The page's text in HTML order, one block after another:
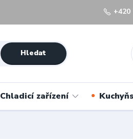
Hledat
+420
Chladicí zařízení